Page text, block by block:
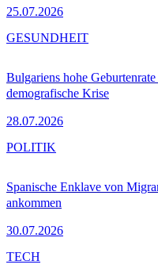
25.07.2026
Bulgariens hohe
demografische Krise
28.07.2026
GESUNDHEIT
Spanische Enklave von
ankommen
30.07.2026
POLITIK
TECH